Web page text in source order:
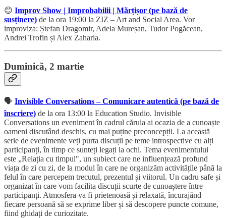
😊 Improv Show | Improbabilii | Mărțișor (pe bază de
susținere) de la ora 19:00 la ZIZ – Art and Social Area. Vor
improviza: Ștefan Dragomir, Adela Mureșan, Tudor Pogăcean,
Andrei Trofin și Alex Zaharia.
Duminică, 2 martie
🗣️ Invisible Conversations – Comunicare autentică (pe bază de
înscriere) de la ora 13:00 la Education Studio. Invisible
Conversations un eveniment în cadrul căruia ai ocazia de a cunoaște
oameni discutând deschis, cu mai puține preconcepții. La această
serie de evenimente veți purta discuții pe teme introspective cu alți
participanți, în timp ce sunteți legați la ochi. Tema evenimentului
este „Relația cu timpul", un subiect care ne influențează profund
viața de zi cu zi, de la modul în care ne organizăm activitățile până la
felul în care percepem trecutul, prezentul și viitorul. Un cadru safe și
organizat în care vom facilita discuții scurte de cunoaștere între
participanți. Atmosfera va fi prietenoasă și relaxată, încurajând
fiecare persoană să se exprime liber și să descopere puncte comune,
fiind ghidați de curiozitate.